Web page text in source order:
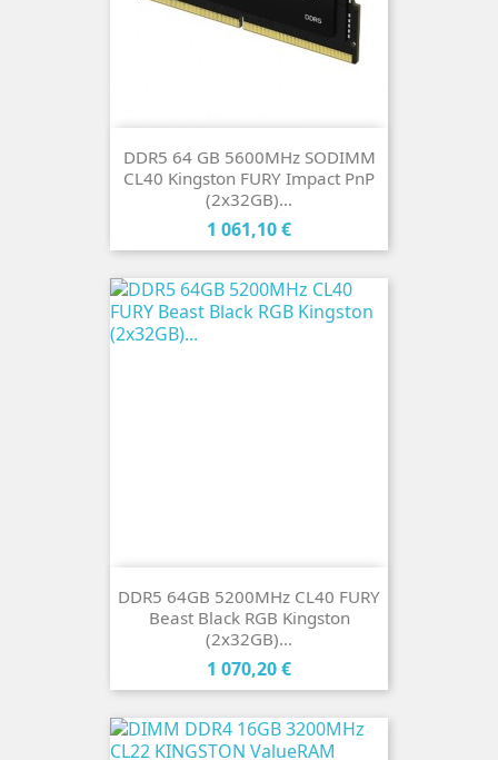
DDR5 64 GB 5600MHz SODIMM
CL40 Kingston FURY Impact PnP
(2x32GB)...
Cena
1 061,10 €
DDR5 64GB 5200MHz CL40 FURY
Beast Black RGB Kingston
(2x32GB)...
Cena
1 070,20 €